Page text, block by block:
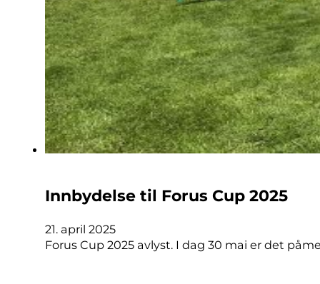
Innbydelse til Forus Cup 2025
21. april 2025
Forus Cup 2025 avlyst. I dag 30 mai er det